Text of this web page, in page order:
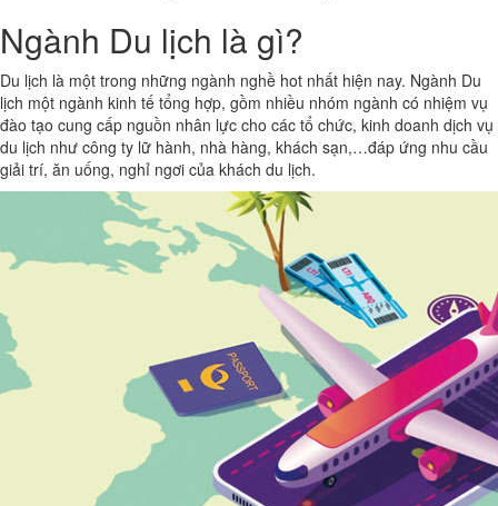
Ngành Du lịch là gì?
Du lịch là một trong những ngành nghề hot nhất hiện nay. Ngành Du
lịch một ngành kinh tế tổng hợp, gồm nhiều nhóm ngành có nhiệm vụ
đào tạo cung cấp nguồn nhân lực cho các tổ chức, kinh doanh dịch vụ
du lịch như công ty lữ hành, nhà hàng, khách sạn,…đáp ứng nhu cầu
giải trí, ăn uống, nghỉ ngơi của khách du lịch.